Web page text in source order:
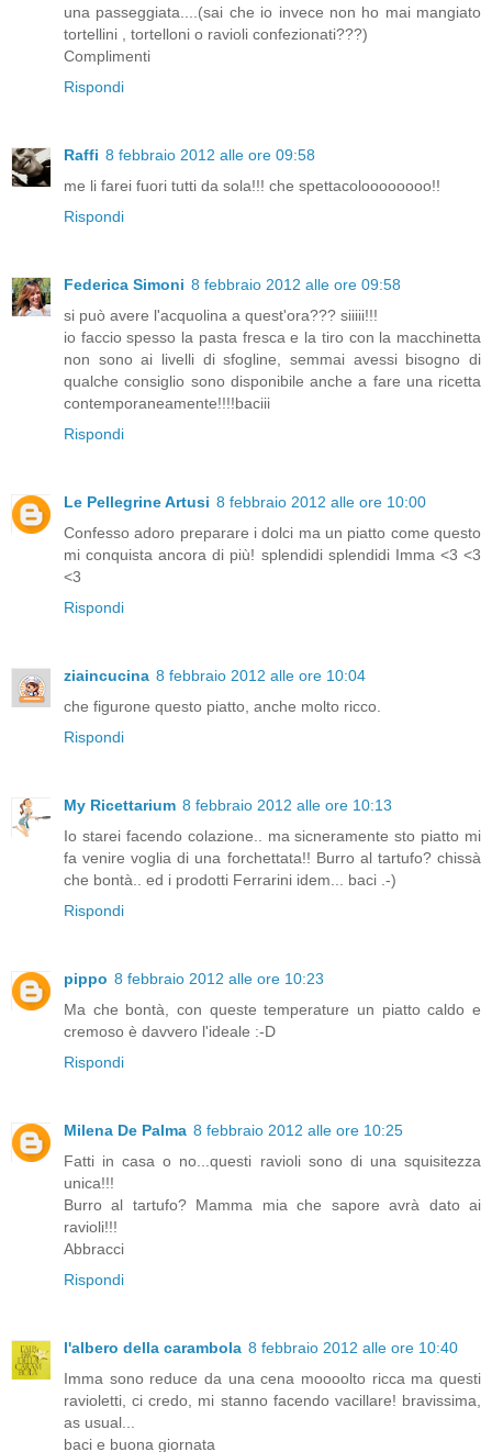
una passeggiata....(sai che io invece non ho mai mangiato
tortellini , tortelloni o ravioli confezionati???)
Complimenti
Rispondi
Raffi 8 febbraio 2012 alle ore 09:58
me li farei fuori tutti da sola!!! che spettacoloooooooo!!
Rispondi
Federica Simoni 8 febbraio 2012 alle ore 09:58
si può avere l'acquolina a quest'ora??? siiiii!!!
io faccio spesso la pasta fresca e la tiro con la macchinetta
non sono ai livelli di sfogline, semmai avessi bisogno di
qualche consiglio sono disponibile anche a fare una ricetta
contemporaneamente!!!!baciii
Rispondi
Le Pellegrine Artusi 8 febbraio 2012 alle ore 10:00
Confesso adoro preparare i dolci ma un piatto come questo
mi conquista ancora di più! splendidi splendidi Imma <3 <3
<3
Rispondi
ziaincucina 8 febbraio 2012 alle ore 10:04
che figurone questo piatto, anche molto ricco.
Rispondi
My Ricettarium 8 febbraio 2012 alle ore 10:13
Io starei facendo colazione.. ma sicneramente sto piatto mi
fa venire voglia di una forchettata!! Burro al tartufo? chissà
che bontà.. ed i prodotti Ferrarini idem... baci .-)
Rispondi
pippo 8 febbraio 2012 alle ore 10:23
Ma che bontà, con queste temperature un piatto caldo e
cremoso è davvero l'ideale :-D
Rispondi
Milena De Palma 8 febbraio 2012 alle ore 10:25
Fatti in casa o no...questi ravioli sono di una squisitezza
unica!!!
Burro al tartufo? Mamma mia che sapore avrà dato ai
ravioli!!!
Abbracci
Rispondi
l'albero della carambola 8 febbraio 2012 alle ore 10:40
Imma sono reduce da una cena moooolto ricca ma questi
ravioletti, ci credo, mi stanno facendo vacillare! bravissima,
as usual...
baci e buona giornata